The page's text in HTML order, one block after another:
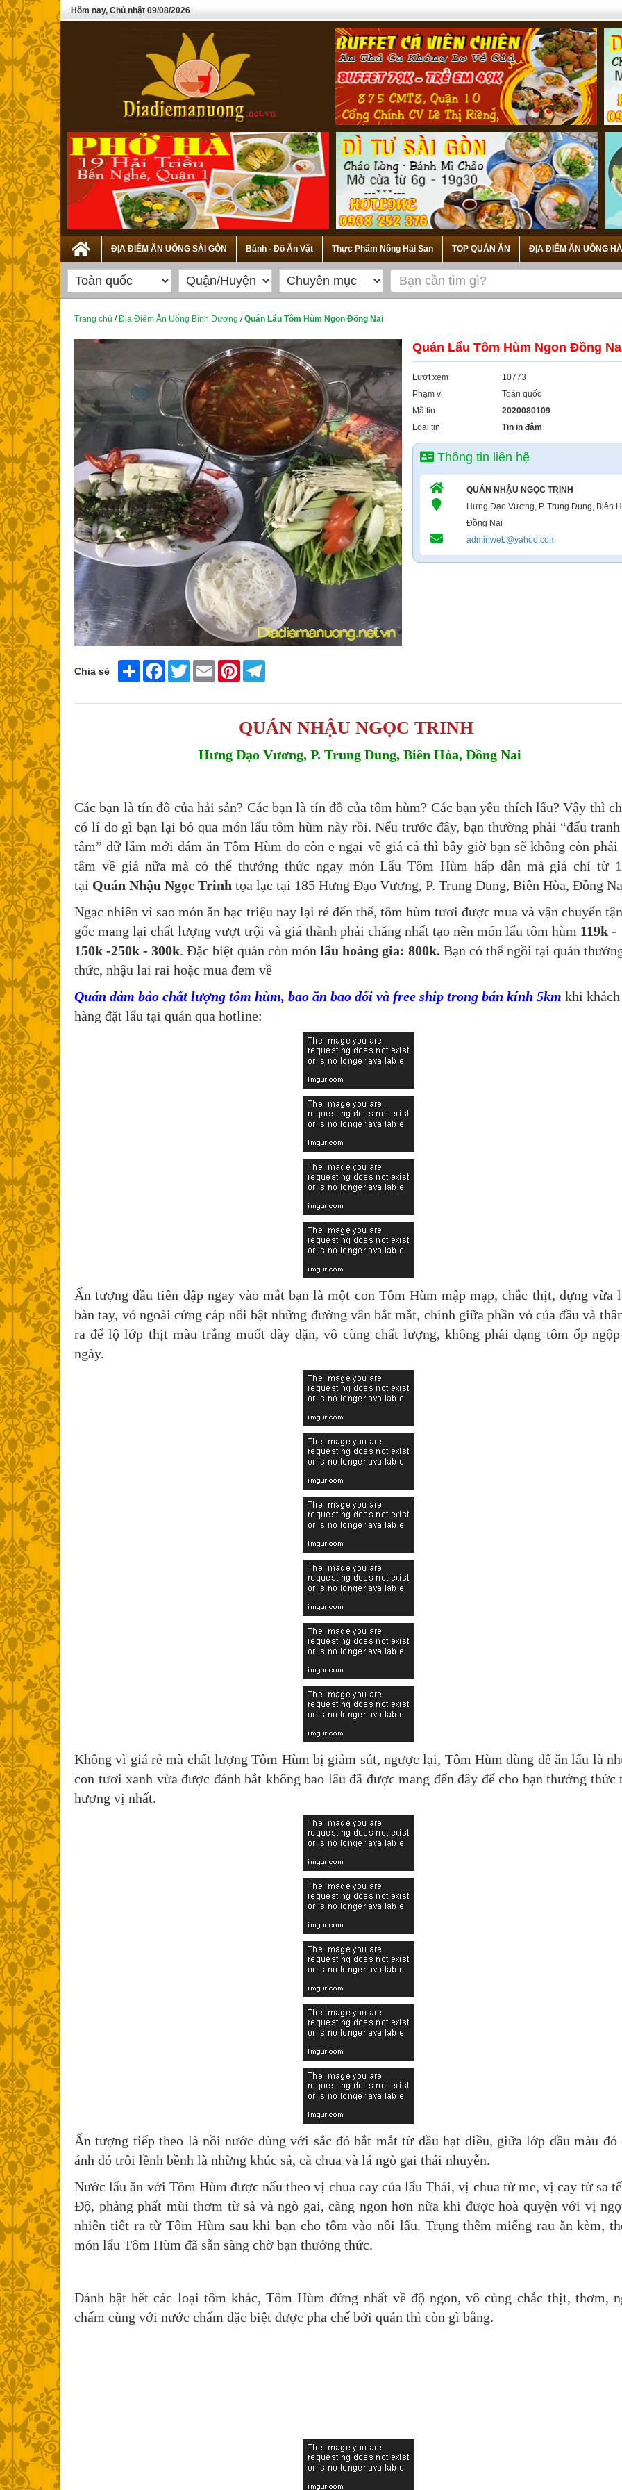
Hôm nay, Chủ nhật 09/08/2026
ĐỊA ĐIỂM ĂN UỐNG SÀI GÒN Bánh - Đồ Ăn Vặt Thực Phẩm Nông Hải Sản TOP QUÁN ĂN ĐỊA ĐIỂM ĂN UỐNG
Trang chủ /Địa Điểm Ăn Uống Bình Dương /Quán Lẩu Tôm Hùm Ngon Đồng Nai
Chia sẻ Share FacebookTwitter Email Pinterest
Quán Lẩu Tôm Hùm Ngon Đồng
Lượt xem
10773
Phạm vi
Toàn quốc
Mã tin
2020080109
Loại tin
Tin in đậm
Thông tin liên hệ
QUÁN NHẬU NGỌC TRINH
Hưng Đạo Vương, P. Trung Dung, Biên
Đồng Nai
adminweb@yahoo.com
QUÁN NHẬU NGỌC TRINH
Hưng Đạo Vương, P. Trung Dung, Biên Hòa, Đồng Nai
Các bạn là tín đồ của hải sản? Các bạn là tín đồ của tôm hùm? Các bạn yêu thích lẩu? Vậy thì
có lí do gì bạn lại bỏ qua món lẩu tôm hùm này rồi.Nếu trước đây, bạn thường phải “đấu
tâm” dữ lắm mới dám ăn Tôm Hùm do còn e ngại về giá cả thì bây giờ bạn sẽ không còn phải
tâm về giá nữa mà có thể thưởng thức ngay món Lẩu Tôm Hùm hấp dẫn mà giá chỉ từ
tại Quán Nhậu Ngọc Trinh tọa lạc tại 185 Hưng Đạo Vương, P. Trung Dung, Biên Hòa, Đồng
Ngạc nhiên vì sao món ăn bạc triệu nay lại rẻ đến thế, tôm hùm tươi được mua và vận chuyển tận
gốc mang lại chất lượng vượt trội và giá thành phải chăng nhất tạo nên món lẩu tôm hùm 119k -
150k -250k - 300k. Đặc biệt quán còn món lẩu hoàng gia: 800k. Bạn có thể ngồi tại quán
thức, nhậu lai rai hoặc mua đem về
Quán đảm bảo chất lượng tôm hùm, bao ăn bao đổi và free ship trong bán kính 5km khi khách
hàng đặt lẩu tại quán qua hotline:
Ấn tượng đầu tiên đập ngay vào mắt bạn là một con Tôm Hùm mập mạp, chắc thịt, đựng vừa
bàn tay, vỏ ngoài cứng cáp nổi bật những đường vân bắt mắt, chính giữa phần vỏ của đầu và
ra để lộ lớp thịt màu trắng muốt dày dặn, vô cùng chất lượng, không phải dạng tôm ốp
ngày.
Không vì giá rẻ mà chất lượng Tôm Hùm bị giảm sút, ngược lại, Tôm Hùm dùng để ăn lẩu là
con tươi xanh vừa được đánh bắt không bao lâu đã được mang đến đây để cho bạn thưởng thức
hương vị nhất.
Ấn tượng tiếp theo là nồi nước dùng với sắc đỏ bắt mắt từ dầu hạt diều, giữa lớp dầu màu đỏ
ánh đó trôi lềnh bềnh là những khúc sả, cà chua và lá ngò gai thái nhuyễn.
Nước lẩu ăn với Tôm Hùm được nấu theo vị chua cay của lẩu Thái, vị chua từ me, vị cay từ sa
Độ, phảng phất mùi thơm từ sả và ngò gai, càng ngon hơn nữa khi được hoà quyện với vị
nhiên tiết ra từ Tôm Hùm sau khi bạn cho tôm vào nồi lẩu. Trụng thêm miếng rau ăn kèm,
món lẩu Tôm Hùm đã sẵn sàng chờ bạn thưởng thức.
Đánh bật hết các loại tôm khác, Tôm Hùm đứng nhất về độ ngon, vô cùng chắc thịt, thơm,
chấm cùng với nước chấm đặc biệt được pha chế bởi quán thì còn gì bằng.